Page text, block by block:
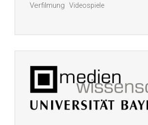
Verfilmung Videospiele